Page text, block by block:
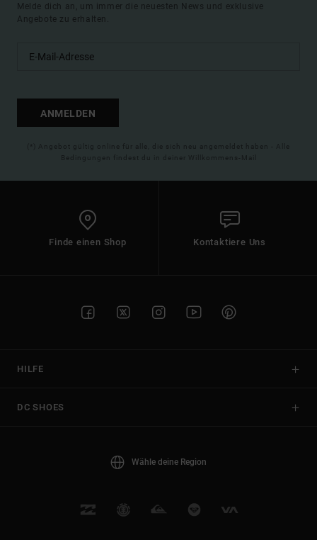
Melde dich an, um immer die neuesten News und exklusive
Angebote zu erhalten.
ANMELDEN
(*) Angebot gültig online für alle, die sich neu angemeldet haben - Alle
Bedingungen findest du in deiner Willkommens-Mail
Finde einen Shop Kontaktiere Uns
HILFE
DC SHOES
Wähle deine Region